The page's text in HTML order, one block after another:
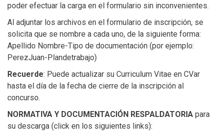
poder efectuar la carga en el formulario sin inconvenientes.
Al adjuntar los archivos en el formulario de inscripción, se
solicita que se nombre a cada uno, de la siguiente forma:
Apellido Nombre-Tipo de documentación (por ejemplo:
PerezJuan-Plandetrabajo)
Recuerde: Puede actualizar su Curriculum Vitae en CVar
hasta el día de la fecha de cierre de la inscripción al
concurso.
NORMATIVA Y DOCUMENTACIÓN RESPALDATORIA para
su descarga (click en los siguientes links):